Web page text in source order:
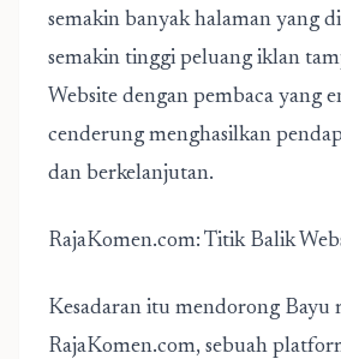
semakin banyak halaman yang
semakin tinggi peluang iklan
Website dengan pembaca yang
cenderung menghasilkan
dan berkelanjutan.
RajaKomen.com: Titik Balik
Kesadaran itu mendorong Bayu
RajaKomen.com, sebuah